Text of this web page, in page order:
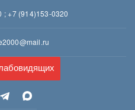
;+7 (914)153-0320